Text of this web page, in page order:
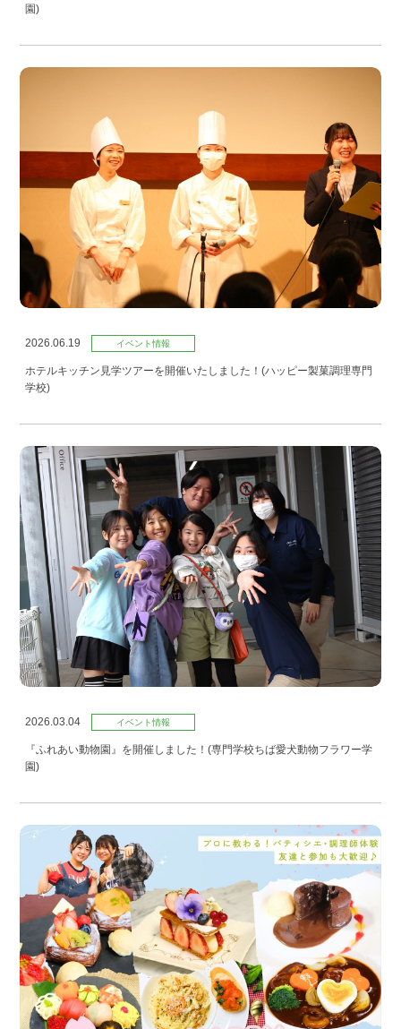
園)
2026.06.19 イベント情報
ホテルキッチン見学ツアーを開催いたしました！(ハッピー製菓調理専門
学校)
2026.03.04 イベント情報
『ふれあい動物園』を開催しました！(専門学校ちば愛犬動物フラワー学
園)